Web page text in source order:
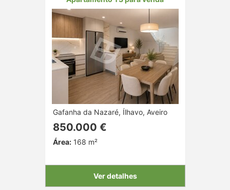
Gafanha da Nazaré, Ílhavo, Aveiro
850.000 €
Área:168 m²
Ver detalhes